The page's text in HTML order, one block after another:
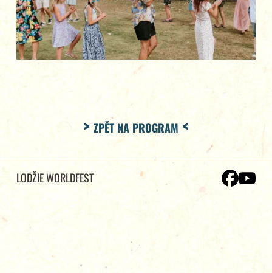
ZPĚT NA PROGRAM
LODŽIE WORLDFEST